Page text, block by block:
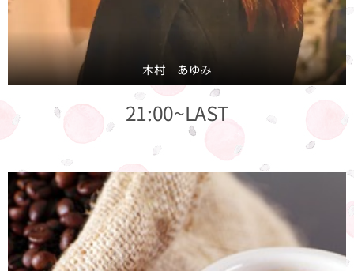
木村 あゆみ
21:00~LAST